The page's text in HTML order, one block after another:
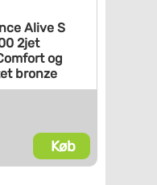
Alive S
2jet
og
bronze
Køb